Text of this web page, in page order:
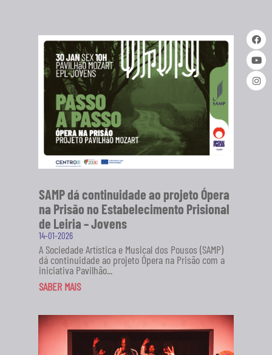
SAMP dá continuidade ao projeto Ópera
na Prisão no Estabelecimento Prisional
de Leiria – Jovens
14-01-2026
A Sociedade Artística e Musical dos Pousos (SAMP)
dá continuidade ao projeto Ópera na Prisão com a
iniciativa Pavilhão...
SABER MAIS